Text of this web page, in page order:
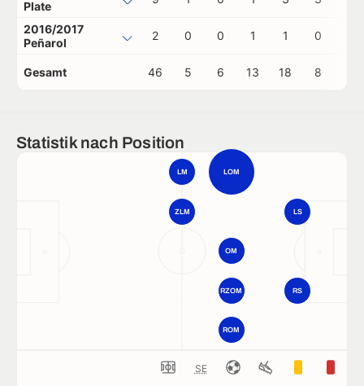
Plate
2016/2017
Peñarol
2 0 0 1 1 0
Gesamt 46 5 6 13 18 8
Statistik nach Position
LOM
OM
ZLM
LM
RS
RZOM
ROM
LS
SE